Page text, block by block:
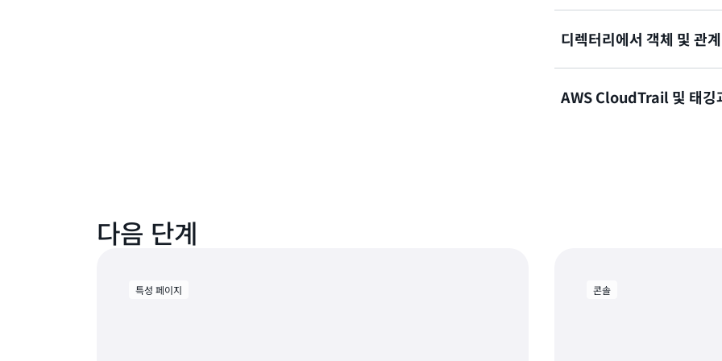
많은 애플리케이션에서 다차
째 계층 구조를 가질 수 있
디렉터리에서 객체 및 관
기존에는 복잡하게 연결된
AWS CloudTrail 및 태깅
다음 단계
특성 페이지 콘솔